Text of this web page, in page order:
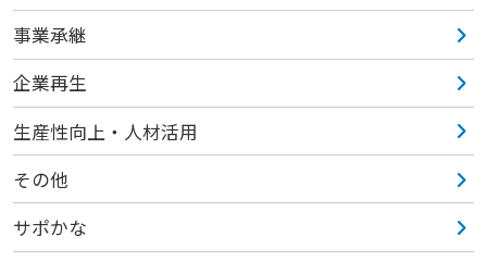
事業承継
企業再生
生産性向上・人材活用
その他
サポかな